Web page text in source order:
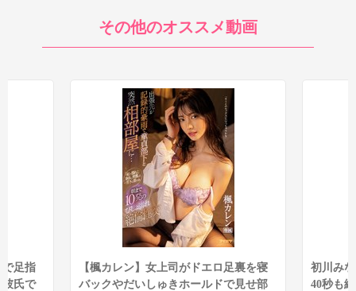
その他のオススメ動画
足指
氏で
【楓カレン】女上司がドエロ足裏を寝
バックやだいしゅきホールドで見せ部
初川み
40秒も